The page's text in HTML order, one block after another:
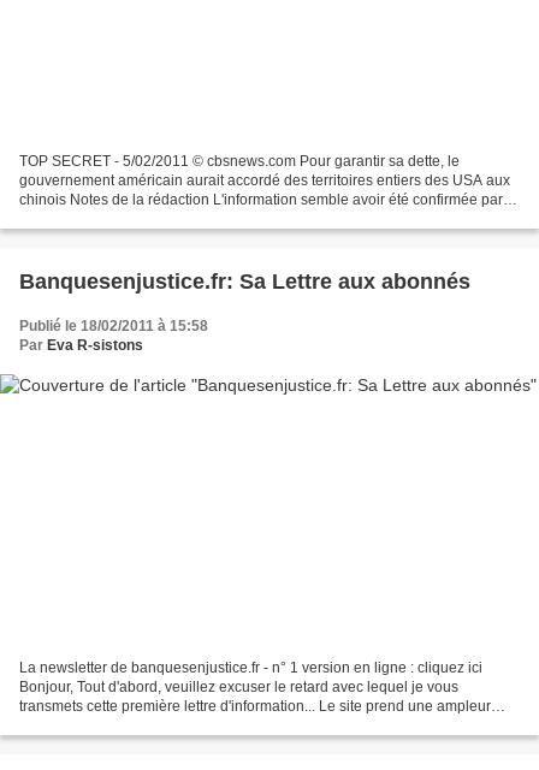
TOP SECRET - 5/02/2011 © cbsnews.com Pour garantir sa dette, le
gouvernement américain aurait accordé des territoires entiers des USA aux
chinois Notes de la rédaction L'information semble avoir été confirmée par
Banquesenjustice.fr: Sa Lettre aux abonnés
Publié le 18/02/2011 à 15:58
Par Eva R-sistons
La newsletter de banquesenjustice.fr - n° 1 version en ligne : cliquez ici
Bonjour, Tout d'abord, veuillez excuser le retard avec lequel je vous
transmets cette première lettre d'information... Le site prend une ampleur